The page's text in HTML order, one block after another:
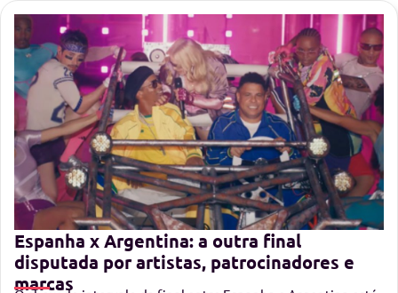
Espanha x Argentina: a outra final
disputada por artistas, patrocinadores e
marcas